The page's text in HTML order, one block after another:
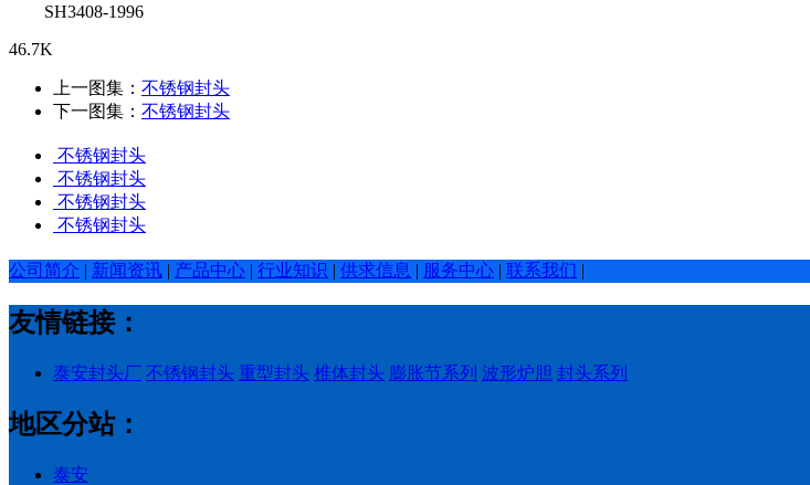
SH3408-1996
46.7K
上一图集： 不锈钢封头
下一图集： 不锈钢封头
不锈钢封头
不锈钢封头
不锈钢封头
不锈钢封头
公司简介 | 新闻资讯 | 产品中心 | 行业知识 | 供求信息 | 服务中心 | 联系我们 |
友情链接：
泰安封头厂 不锈钢封头 重型封头 椎体封头 膨胀节系列 波形炉胆 封头系列
地区分站：
泰安